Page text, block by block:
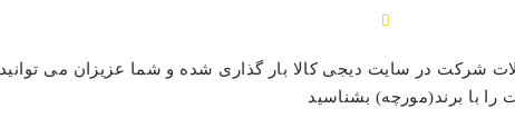
شرکت در سایت دیجی کالا بار گذاری شده و شما عزیزان می
با برند(مورچه) بشناسید